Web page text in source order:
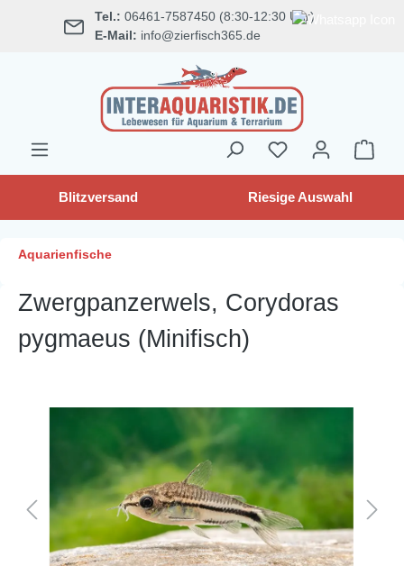
springen Tel.: 06461-7587450 (8:30-12:30 Uhr)
E-Mail: info@zierfisch365.de
Blitzversand Riesige Auswahl
Aquarienfische
Zwergpanzerwels, Corydoras
pygmaeus (Minifisch)